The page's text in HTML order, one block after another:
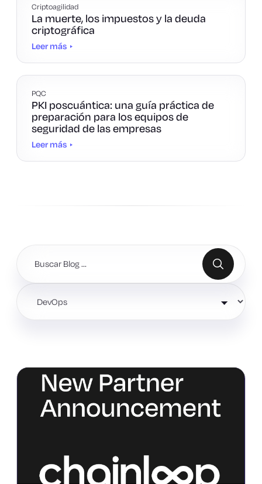
Criptoagilidad
La muerte, los impuestos y la deuda
criptográfica
Leer más
PQC
PKI poscuántica: una guía práctica de
preparación para los equipos de
seguridad de las empresas
Leer más